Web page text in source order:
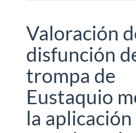
Valoración
disfunción
trompa de
Eustaquio
la aplicación